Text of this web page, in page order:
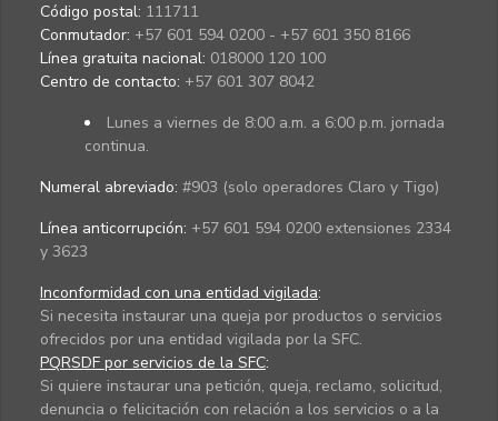
Código postal: 111711
Conmutador: +57 601 594 0200 - +57 601 350 8166
Línea gratuita nacional: 018000 120 100
Centro de contacto: +57 601 307 8042
Lunes a viernes de 8:00 a.m. a 6:00 p.m. jornada
continua.
Numeral abreviado: #903 (solo operadores Claro y Tigo)
Línea anticorrupción: +57 601 594 0200 extensiones 2334
y 3623
Inconformidad con una entidad vigilada:
Si necesita instaurar una queja por productos o servicios
ofrecidos por una entidad vigilada por la SFC.
PQRSDF por servicios de la SFC:
Si quiere instaurar una petición, queja, reclamo, solicitud,
denuncia o felicitación con relación a los servicios o a la